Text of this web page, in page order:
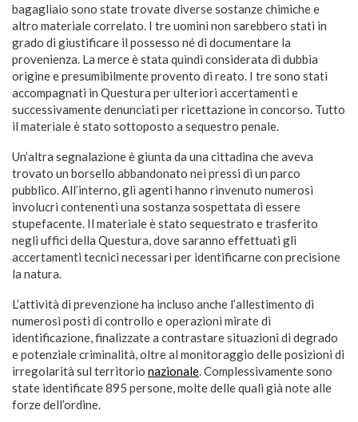
bagagliaio sono state trovate diverse sostanze chimiche e
altro materiale correlato. I tre uomini non sarebbero stati in
grado di giustificare il possesso né di documentare la
provenienza. La merce è stata quindi considerata di dubbia
origine e presumibilmente provento di reato. I tre sono stati
accompagnati in Questura per ulteriori accertamenti e
successivamente denunciati per ricettazione in concorso. Tutto
il materiale è stato sottoposto a sequestro penale.
Un’altra segnalazione è giunta da una cittadina che aveva
trovato un borsello abbandonato nei pressi di un parco
pubblico. All’interno, gli agenti hanno rinvenuto numerosi
involucri contenenti una sostanza sospettata di essere
stupefacente. Il materiale è stato sequestrato e trasferito
negli uffici della Questura, dove saranno effettuati gli
accertamenti tecnici necessari per identificarne con precisione
la natura.
L’attività di prevenzione ha incluso anche l’allestimento di
numerosi posti di controllo e operazioni mirate di
identificazione, finalizzate a contrastare situazioni di degrado
e potenziale criminalità, oltre al monitoraggio delle posizioni di
irregolarità sul territorio nazionale. Complessivamente sono
state identificate 895 persone, molte delle quali già note alle
forze dell’ordine.